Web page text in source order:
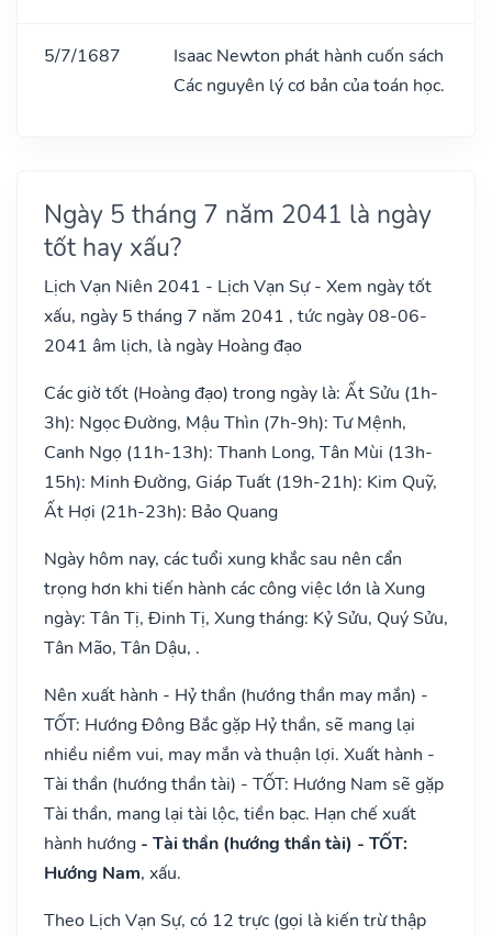
5/7/1687
Isaac Newton phát hành cuốn sách
Các nguyên lý cơ bản của toán học.
Ngày 5 tháng 7 năm 2041 là ngày
tốt hay xấu?
Lịch Vạn Niên 2041 - Lịch Vạn Sự - Xem ngày tốt
xấu, ngày 5 tháng 7 năm 2041 , tức ngày 08-06-
2041 âm lịch, là ngày Hoàng đạo
Các giờ tốt (Hoàng đạo) trong ngày là: Ất Sửu (1h-
3h): Ngọc Đường, Mậu Thìn (7h-9h): Tư Mệnh,
Canh Ngọ (11h-13h): Thanh Long, Tân Mùi (13h-
15h): Minh Đường, Giáp Tuất (19h-21h): Kim Quỹ,
Ất Hợi (21h-23h): Bảo Quang
Ngày hôm nay, các tuổi xung khắc sau nên cẩn
trọng hơn khi tiến hành các công việc lớn là Xung
ngày: Tân Tị, Đinh Tị, Xung tháng: Kỷ Sửu, Quý Sửu,
Tân Mão, Tân Dậu, .
Nên xuất hành - Hỷ thần (hướng thần may mắn) -
TỐT: Hướng Đông Bắc gặp Hỷ thần, sẽ mang lại
nhiều niềm vui, may mắn và thuận lợi. Xuất hành -
Tài thần (hướng thần tài) - TỐT: Hướng Nam sẽ gặp
Tài thần, mang lại tài lộc, tiền bạc. Hạn chế xuất
hành hướng - Tài thần (hướng thần tài) - TỐT:
Hướng Nam, xấu.
Theo Lịch Vạn Sự, có 12 trực (gọi là kiến trừ thập